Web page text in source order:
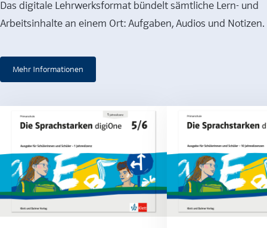
Das digitale Lehrwerksformat bündelt sämtliche Lern- und
Arbeitsinhalte an einem Ort: Aufgaben, Audios und Notizen.
Mehr Informationen